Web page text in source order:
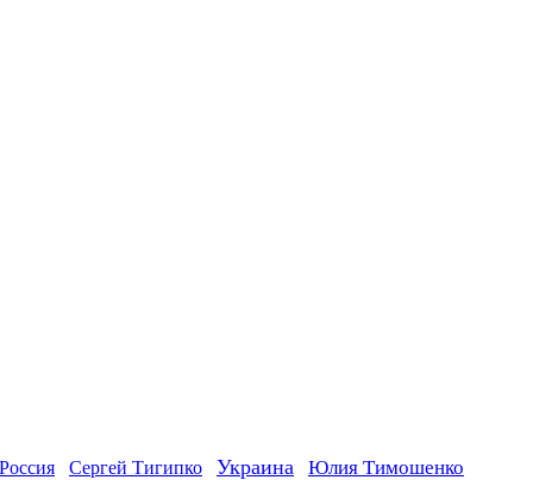
Россия Сергей Тигипко Украина Юлия Тимошенко